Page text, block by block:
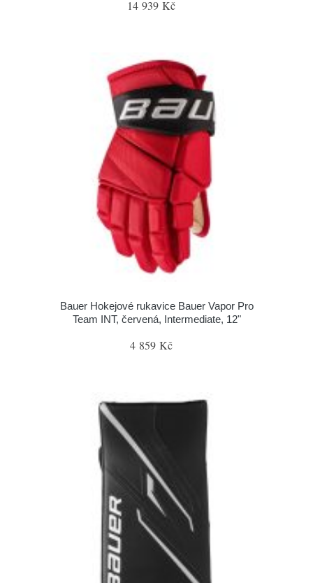
14 939 Kč
Bauer Hokejové rukavice Bauer Vapor Pro
Team INT, červená, Intermediate, 12"
4 859 Kč